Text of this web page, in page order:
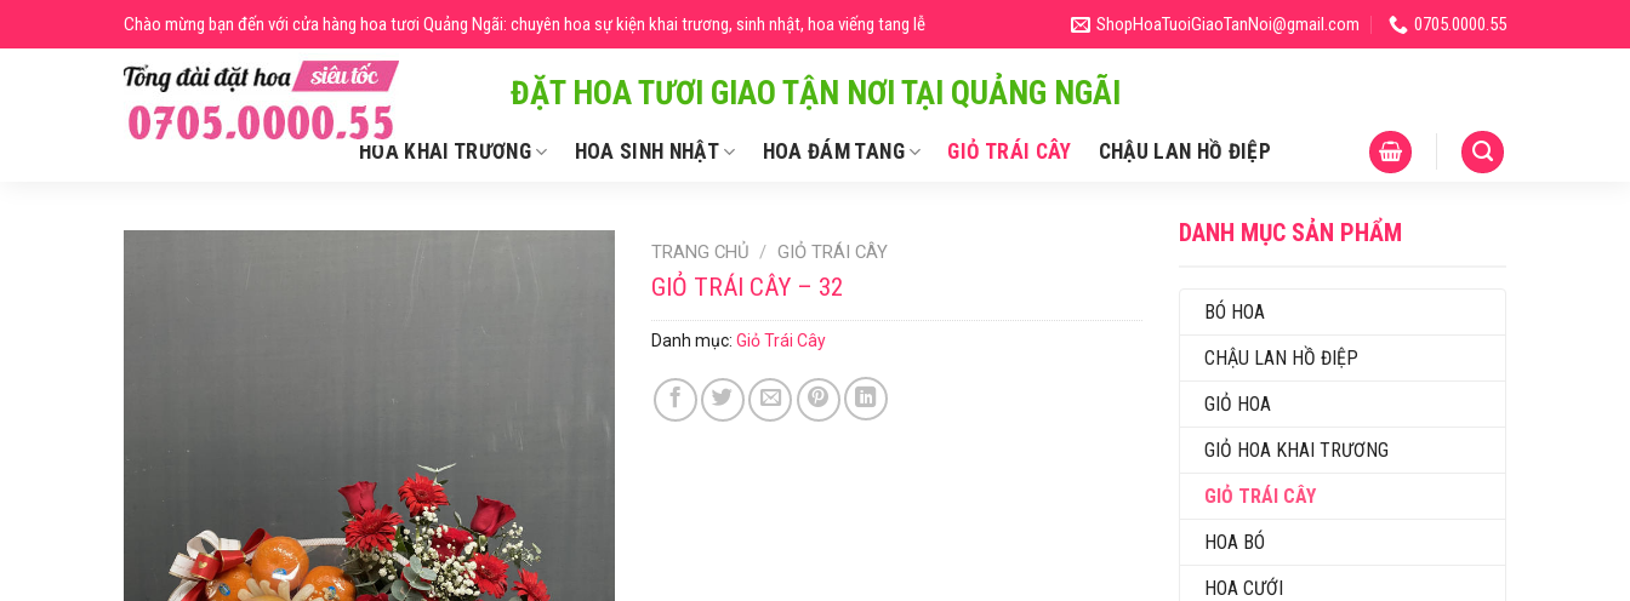
to
Chào mừng bạn đến với cửa hàng hoa tươi Quảng Ngãi: chuyên hoa sự kiện khai trương, sinh nhật, hoa viếng tang lễ ShopHoaTuoiGiaoTanNoi@gmail.com 0705.0000.55
ĐẶT HOA TƯƠI GIAO TẬN NƠI TẠI QUẢNG NGÃI
HOA KHAI TRƯƠNG HOA SINH NHẬT HOA ĐÁM TANG GIỎ TRÁI CÂY CHẬU LAN HỒ ĐIỆP
DANH MỤC SẢN PHẨM
BÓ HOA
CHẬU LAN HỒ ĐIỆP
GIỎ HOA
GIỎ HOA KHAI TRƯƠNG
GIỎ TRÁI CÂY
HOA BÓ
HOA CƯỚI
TRANG CHỦ / GIỎ TRÁI CÂY
GIỎ TRÁI CÂY – 32
Danh mục: Giỏ Trái Cây